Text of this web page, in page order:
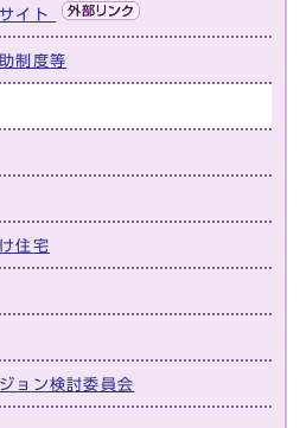
イト
制度等
住宅
ョン検討委員会